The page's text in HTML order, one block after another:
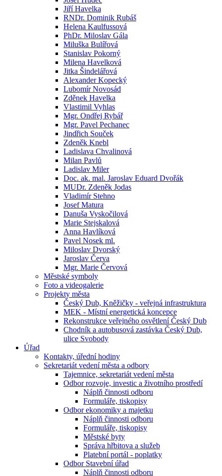
Jiří Havelka
RNDr. Dominik Rubáš
Helena Kaulfussová
PhDr. Miloslav Gála
Miluška Bulířová
Stanislav Pokorný
Milena Havelková
Jitka Šindelářová
Alexander Kopecký
Lubomír Novosád
Zděnek Havelka
Vlastimil Vyhlas
Mgr. Ondřej Rybář
Mgr. Pavel Pechanec
Jindřich Souček
Zdeněk Knebl
Ladislava Chvalinová
Milan Pavlů
Ladislav Miler
Doc. ak. mal. Jaroslav Eduard Dvořák
MUDr. Zdeněk Jodas
Vladimír Stehno
Josef Matura
Danuša Vyskočilová
Marie Stejskalová
Anna Havlíková
Pavel Nosek ml.
Miloslav Dvorský
Jaroslav Červa
Mgr. Marie Červová
Městské symboly
Foto a videogalerie
Projekty města
Český Dub, Kněžičky - veřejná infrastruktura
MEK - Místní energetická koncepce
Rekonstrukce veřejného osvětlení Český Dub
Chodník a autobusová zastávka Český Dub,
ulice Svobody
Úřad
Kontakty, úřední hodiny
Sekretariát vedení města a odbory
Tajemnice, sekretariát vedení města
Odbor rozvoje, investic a životního prostředí
Náplň činnosti odboru
Formuláře, tiskopisy
Odbor ekonomiky a majetku
Náplň činnosti odboru
Formuláře, tiskopisy
Městské byty
Správa hřbitova a služeb
Platební portál - poplatky
Odbor Stavební úřad
Náplň činnosti odboru